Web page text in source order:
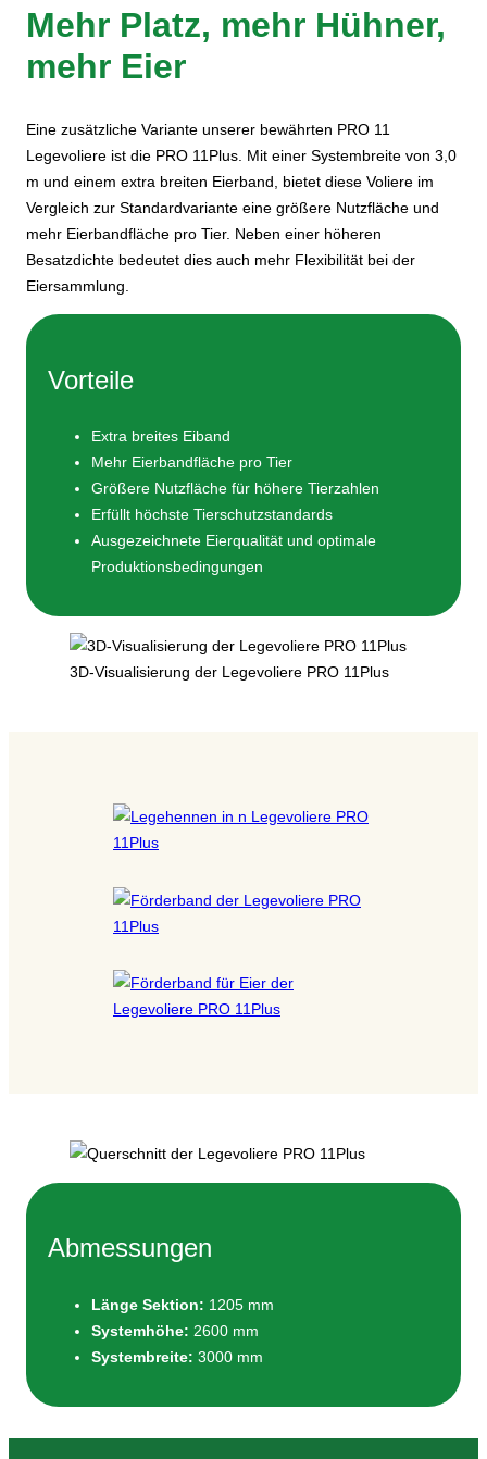
Mehr Platz, mehr Hühner,
mehr Eier
Eine zusätzliche Variante unserer bewährten PRO 11
Legevoliere ist die PRO 11Plus. Mit einer Systembreite von 3,0
m und einem extra breiten Eierband, bietet diese Voliere im
Vergleich zur Standardvariante eine größere Nutzfläche und
mehr Eierbandfläche pro Tier. Neben einer höheren
Besatzdichte bedeutet dies auch mehr Flexibilität bei der
Eiersammlung.
Vorteile
Extra breites Eiband
Mehr Eierbandfläche pro Tier
Größere Nutzfläche für höhere Tierzahlen
Erfüllt höchste Tierschutzstandards
Ausgezeichnete Eierqualität und optimale
Produktionsbedingungen
3D-Visualisierung der Legevoliere PRO 11Plus
Abmessungen
Länge Sektion: 1205 mm
Systemhöhe: 2600 mm
Systembreite: 3000 mm